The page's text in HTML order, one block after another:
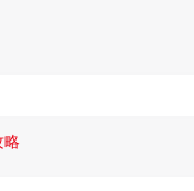
略